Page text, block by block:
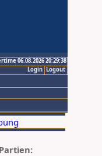
06.08.2026 20:29:38
Logout
Login